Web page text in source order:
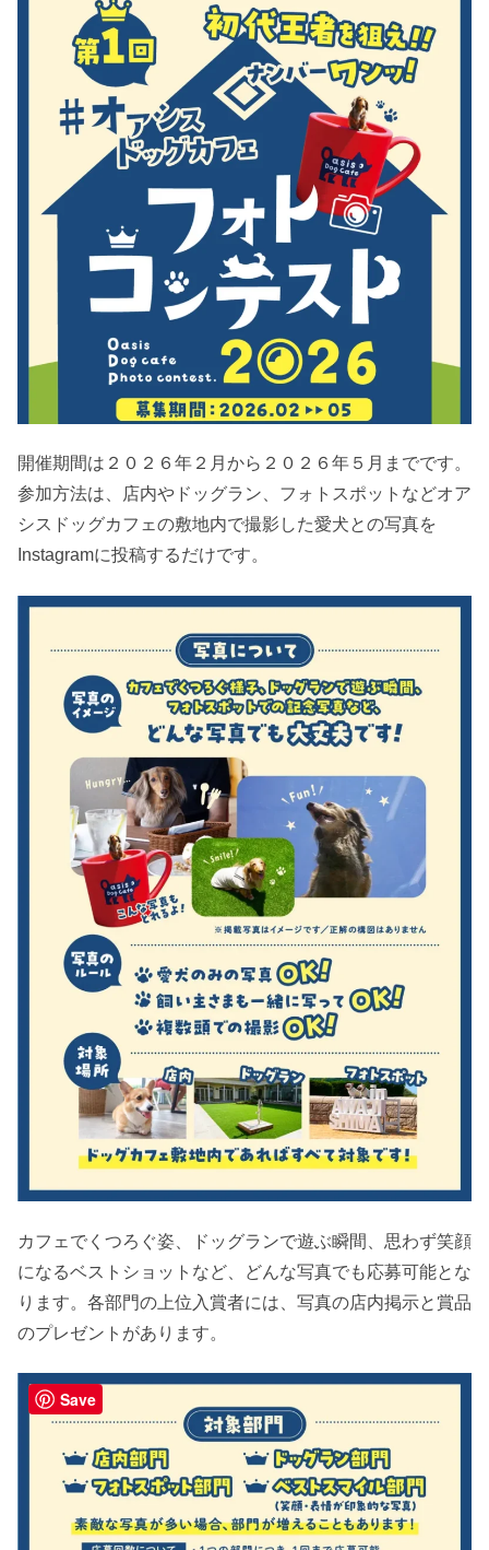
開催期間は２０２６年２月から２０２６年５月までです。
参加方法は、店内やドッグラン、フォトスポットなどオア
シスドッグカフェの敷地内で撮影した愛犬との写真を
Instagramに投稿するだけです。
カフェでくつろぐ姿、ドッグランで遊ぶ瞬間、思わず笑顔
になるベストショットなど、どんな写真でも応募可能とな
ります。各部門の上位入賞者には、写真の店内掲示と賞品
のプレゼントがあります。
Save